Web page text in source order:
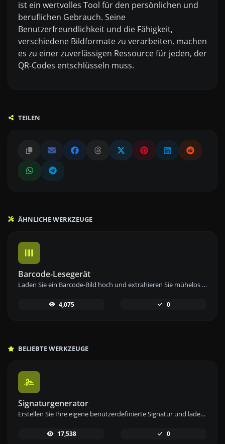
ist ein wertvolles Tool für den persönlichen und
beruflichen Gebrauch. Seine
Benutzerfreundlichkeit und die Fähigkeit,
verschiedene Bildformate zu verarbeiten, machen
es zu einer zuverlässigen Ressource für jeden, der
QR-Codes entschlüsseln muss.
TEILEN
ÄHNLICHE WERKZEUGE
Barcode-Lesegerät
Laden Sie ein Barcode-Bild hoch und extrahieren Sie mühelos die eingebetteten Daten mit unserem Barcode-Lesetool für eine schnelle Informationsabfrage.
4,075 0
BELIEBTE WERKZEUGE
Signaturgenerator
Erstellen Sie Ihre eigene benutzerdefinierte Signatur und laden Sie sie einfach mit unserem Signaturgenerator-Tool für personalisierte E-Signaturen herunter.
17,538 0